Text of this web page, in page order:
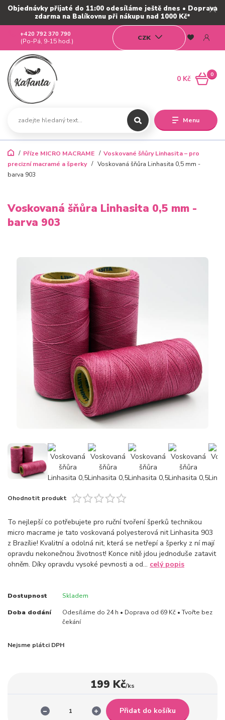
Objednávky přijaté do 11:00 odesíláme ještě dnes • Doprava
zdarma na Balíkovnu při nákupu nad 1000 Kč*
Menu
CZK
+420 792 370 790
(Po-Pá, 9-15 hod.)
0
0 Kč
Příze MICRO MACRAME
Voskované šňůry Linhasita – pro
precizní macramé a šperky
Voskovaná šňůra Linhasita 0,5 mm -
barva 903
Voskovaná šňůra Linhasita 0,5 mm -
barva 903
Ohodnotit produkt
To nejlepší co potřebujete pro ruční tvoření šperků technikou
micro macrame je tato voskovaná polyesterová nit Linhasita 903
z Brazílie! Kvalitní a odolná nit, která se netřepí a šperky z ní mají
opravdu nekonečnou životnost! Konce nitě jdou jednoduše zatavit
ohněm. Díky opravdu vysoké pevnosti a od... celý popis
Dostupnost Skladem
Doba dodání
Odesíláme do 24 h • Doprava od 69 Kč • Tvořte bez
čekání
Nejsme plátci DPH
199 Kč/ks
Přidat do košíku